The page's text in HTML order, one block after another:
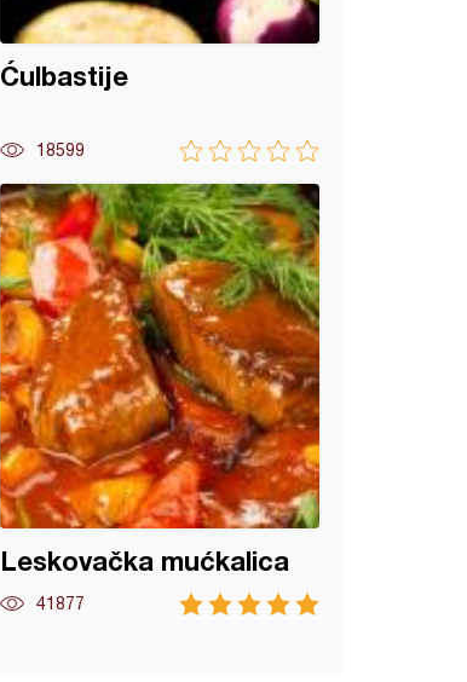
Ćulbastije
18599
Leskovačka mućkalica
41877